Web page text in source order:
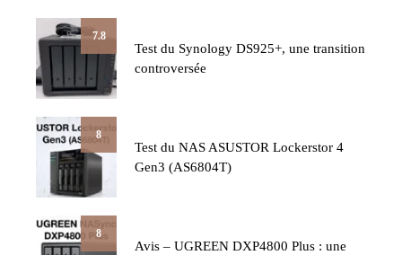
7.8
Test du Synology DS925+, une transition
controversée
8
Test du NAS ASUSTOR Lockerstor 4
Gen3 (AS6804T)
8
Avis – UGREEN DXP4800 Plus : une